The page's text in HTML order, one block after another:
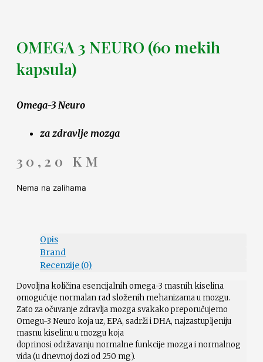
OMEGA 3 NEURO (60 mekih
kapsula)
Omega-3 Neuro
za zdravlje mozga
30,20 KM
Nema na zalihama
Opis
Brand
Recenzije (0)
Dovoljna količina esencijalnih omega-3 masnih kiselina
omogućuje normalan rad složenih mehanizama u mozgu.
Zato za očuvanje zdravlja mozga svakako preporučujemo
Omegu-3 Neuro koja uz, EPA, sadrži i DHA, najzastupljeniju
masnu kiselinu u mozgu koja
doprinosi održavanju normalne funkcije mozga i normalnog
vida (u dnevnoj dozi od 250 mg).